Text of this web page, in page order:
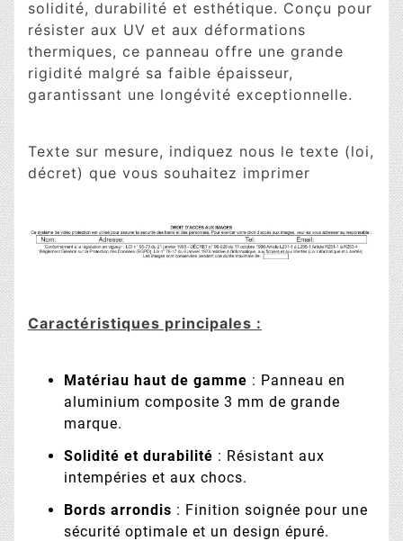
solidité, durabilité et esthétique. Conçu pour
résister aux UV et aux déformations
thermiques, ce panneau offre une grande
rigidité malgré sa faible épaisseur,
garantissant une longévité exceptionnelle.
Texte sur mesure, indiquez nous le texte (loi,
décret) que vous souhaitez imprimer
Caractéristiques principales :
Matériau haut de gamme : Panneau en
aluminium composite 3 mm de grande
marque.
Solidité et durabilité : Résistant aux
intempéries et aux chocs.
Bords arrondis : Finition soignée pour une
sécurité optimale et un design épuré.